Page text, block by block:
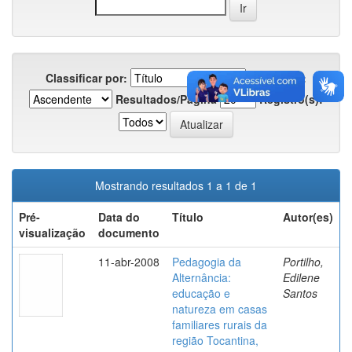
Classificar por:
Em ordem:
Resultados/Página
Registro(s):
Mostrando resultados 1 a 1 de 1
Pré-
visualização
Data do
documento
Título Autor(es)
11-abr-2008
Pedagogia da
Alternância:
educação e
natureza em casas
familiares rurais da
região Tocantina,
Portilho,
Edilene
Santos